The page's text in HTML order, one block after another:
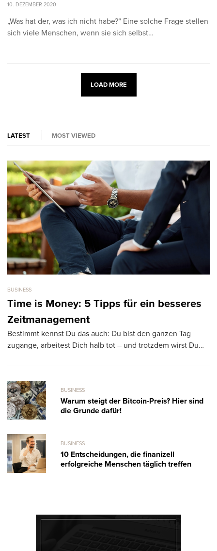
10. DEZEMBER 2020
„Was hat der, was ich nicht habe?“ Eine solche Frage stellen
sich viele Menschen, wenn sie sich selbst…
LOAD MORE
LATEST MOST VIEWED
BUSINESS
Time is Money: 5 Tipps für ein besseres
Zeitmanagement
Bestimmt kennst Du das auch: Du bist den ganzen Tag
zugange, arbeitest Dich halb tot – und trotzdem wirst Du…
BUSINESS
Warum steigt der Bitcoin-Preis? Hier sind
die Grunde dafür!
BUSINESS
10 Entscheidungen, die finanizell
erfolgreiche Menschen täglich treffen